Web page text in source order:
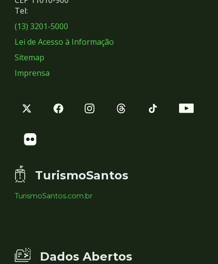
Sociais
Tel:
(13) 3201-5000
Lei de Acesso à Informação
Sitemap
Imprensa
TurismoSantos
TurismoSantos.com.br
Dados Abertos